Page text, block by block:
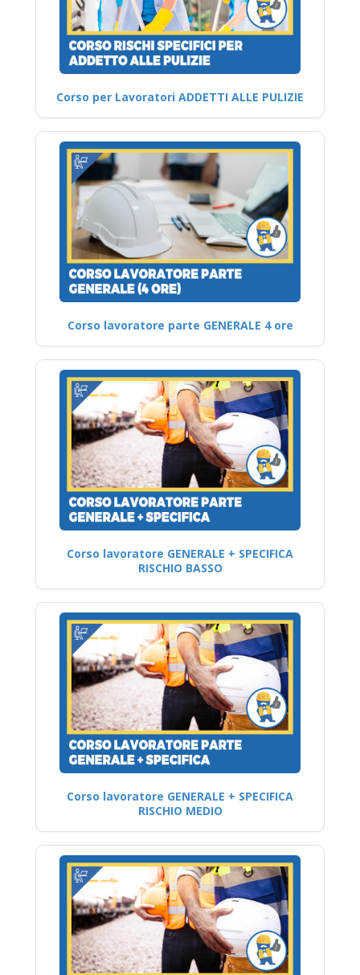
Corso per Lavoratori ADDETTI ALLE PULIZIE
Corso lavoratore parte GENERALE 4 ore
Corso lavoratore GENERALE + SPECIFICA
RISCHIO BASSO
Corso lavoratore GENERALE + SPECIFICA
RISCHIO MEDIO